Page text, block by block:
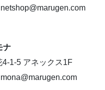
ナ
1-5 アネックス1F